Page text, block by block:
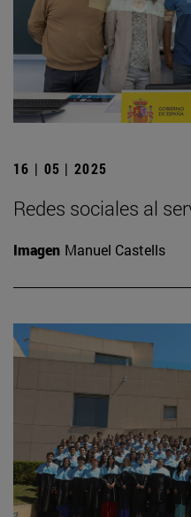
16 | 05 | 2025
Redes sociales al
Imagen Manuel Castells